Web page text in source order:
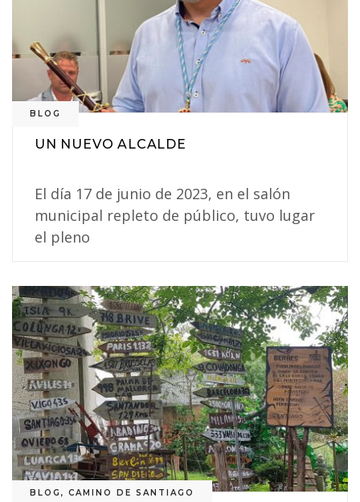
BLOG
UN NUEVO ALCALDE
El día 17 de junio de 2023, en el salón
municipal repleto de público, tuvo lugar
el pleno
0 0
BLOG , CAMINO DE SANTIAGO